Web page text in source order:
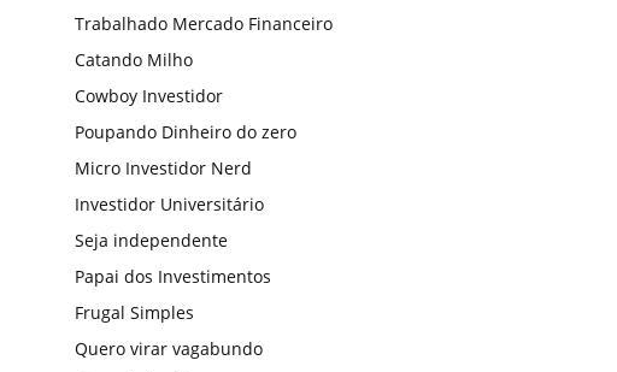
Trabalhado Mercado Financeiro
Catando Milho
Cowboy Investidor
Poupando Dinheiro do zero
Micro Investidor Nerd
Investidor Universitário
Seja independente
Papai dos Investimentos
Frugal Simples
Quero virar vagabundo